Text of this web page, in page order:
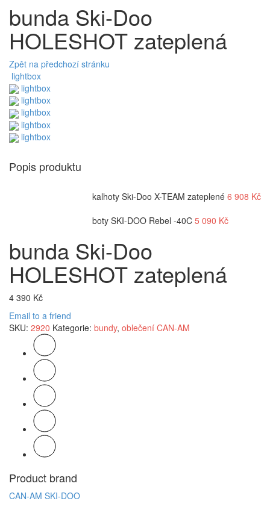
bunda Ski-Doo
HOLESHOT zateplená
Zpět na předchozí stránku
lightbox
lightbox
lightbox
lightbox
lightbox
lightbox
Popis produktu
kalhoty Ski-Doo X-TEAM zateplené 6 908 Kč
boty SKI-DOO Rebel -40C 5 090 Kč
bunda Ski-Doo
HOLESHOT zateplená
4 390 Kč
Email to a friend
SKU: 2920 Kategorie: bundy, oblečení CAN-AM
Product brand
CAN-AM SKI-DOO